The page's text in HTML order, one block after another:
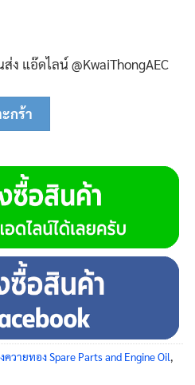
ง แอ๊ดไลน์ @KwaiThongAEC
CM. 80-0140 ชิ้น
กร้า
วายทอง Spare Parts and Engine Oil